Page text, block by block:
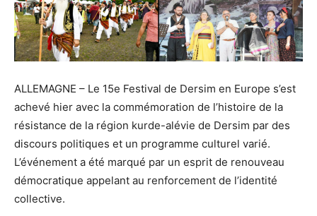
ALLEMAGNE – Le 15e Festival de Dersim en Europe s’est
achevé hier avec la commémoration de l’histoire de la
résistance de la région kurde-alévie de Dersim par des
discours politiques et un programme culturel varié.
L’événement a été marqué par un esprit de renouveau
démocratique appelant au renforcement de l’identité
collective.